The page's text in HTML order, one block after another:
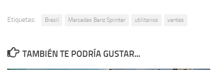
Etiquetas: Brasil Mercedes Benz Sprinter utilitarios ventas
TAMBIÉN TE PODRÍA GUSTAR...